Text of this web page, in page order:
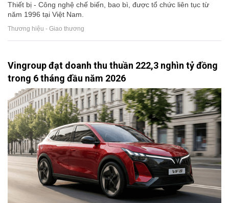
Thiết bị - Công nghệ chế biến, bao bì, được tổ chức liên tục từ
năm 1996 tại Việt Nam.
Thương hiệu - Giao thương
Vingroup đạt doanh thu thuần 222,3 nghìn tỷ đồng
trong 6 tháng đầu năm 2026